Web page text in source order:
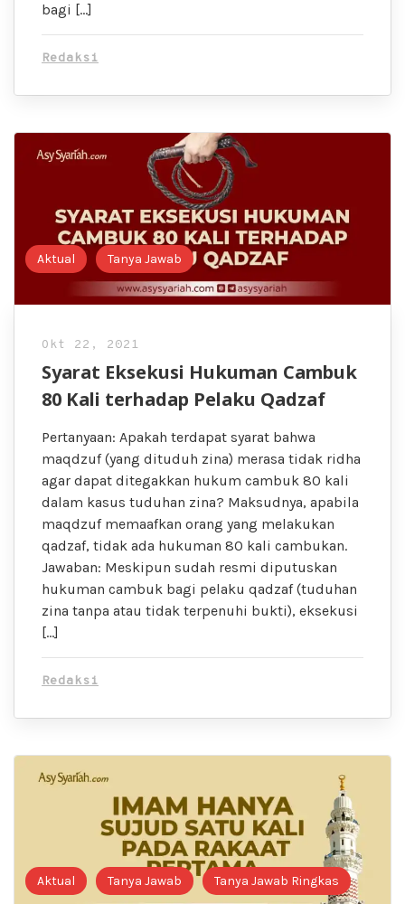
bagi […]
Redaksi
Aktual Tanya Jawab
Okt 22, 2021
Syarat Eksekusi Hukuman Cambuk
80 Kali terhadap Pelaku Qadzaf
Pertanyaan: Apakah terdapat syarat bahwa
maqdzuf (yang dituduh zina) merasa tidak ridha
agar dapat ditegakkan hukum cambuk 80 kali
dalam kasus tuduhan zina? Maksudnya, apabila
maqdzuf memaafkan orang yang melakukan
qadzaf, tidak ada hukuman 80 kali cambukan.
Jawaban: Meskipun sudah resmi diputuskan
hukuman cambuk bagi pelaku qadzaf (tuduhan
zina tanpa atau tidak terpenuhi bukti), eksekusi
[…]
Redaksi
Aktual Tanya Jawab Tanya Jawab Ringkas